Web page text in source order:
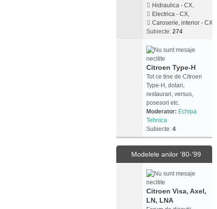
Hidraulica - CX,
Electrica - CX,
Caroserie, interior - CX
Subiecte: 274
Citroen Type-H
Tot ce tine de Citroen
Type-H, dotari,
restaurari, versus,
posesori etc.
Moderator: Echipa
Tehnica
Subiecte: 4
Modelele anilor '80-'99
Citroen Visa, Axel,
LN, LNA